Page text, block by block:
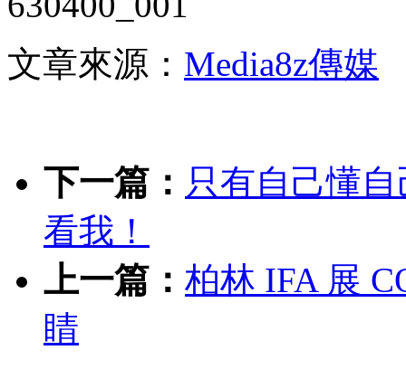
文章來源： Media8z傳媒
下一篇： 只有自己懂
看我！
上一篇： 柏林 IFA 展
睛